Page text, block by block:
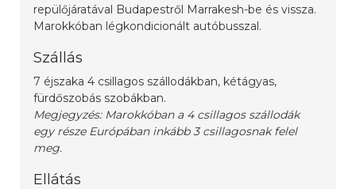
repülőjáratával Budapestről Marrakesh-be és vissza.
Marokkóban légkondicionált autóbusszal.
Szállás
7 éjszaka 4 csillagos szállodákban, kétágyas,
fürdőszobás szobákban.
Megjegyzés: Marokkóban a 4 csillagos szállodák
egy része Európában inkább 3 csillagosnak felel
meg.
Ellátás